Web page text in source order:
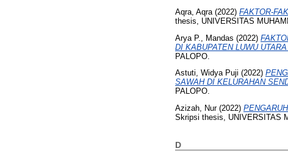
Aqra, Aqra (2022) FAKTOR-
thesis, UNIVERSITAS
Arya P., Mandas (2022)
DI KABUPATEN LUWU
PALOPO.
Astuti, Widya Puji (2022)
SAWAH DI KELURAHAN
PALOPO.
Azizah, Nur(2022)
Skripsi thesis, UNIVERSITAS
D